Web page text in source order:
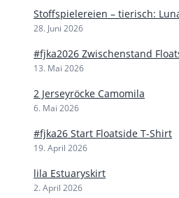
Stoffspielereien – tierisch:
28. Juni 2026
#fjka2026 Zwischenstand
13. Mai 2026
2 Jerseyröcke Camomila
6. Mai 2026
#fjka26 Start Floatside T-Shirt
19. April 2026
lila Estuaryskirt
2. April 2026